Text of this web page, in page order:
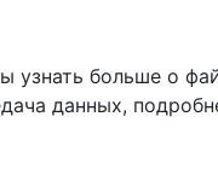
узнать больше о
данных,